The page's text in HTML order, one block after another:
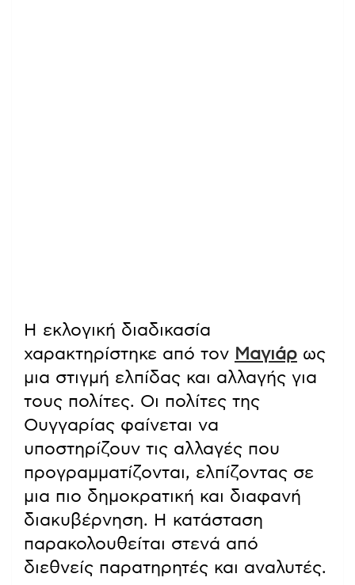
Η εκλογική διαδικασία
χαρακτηρίστηκε από τον Μαγιάρ ως
μια στιγμή ελπίδας και αλλαγής για
τους πολίτες. Οι πολίτες της
Ουγγαρίας φαίνεται να
υποστηρίζουν τις αλλαγές που
προγραμματίζονται, ελπίζοντας σε
μια πιο δημοκρατική και διαφανή
διακυβέρνηση. Η κατάσταση
παρακολουθείται στενά από
διεθνείς παρατηρητές και αναλυτές.